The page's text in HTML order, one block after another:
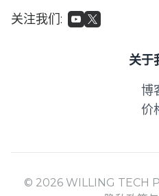
关注我们:
关于
博
价
© 2026 WILLING TECH